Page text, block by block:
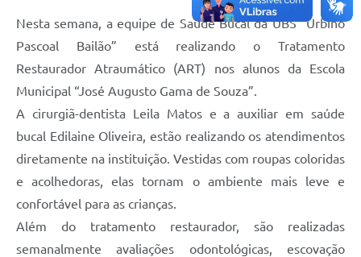
Jornal
Agenda
Diário Oficial
SIC
Nesta semana, a equipe de Saúde Bucal da UBS “Urbino
Pascoal Bailão” está realizando o Tratamento
Restaurador Atraumático (ART) nos alunos da Escola
Municipal “José Augusto Gama de Souza”.
A cirurgiã-dentista Leila Matos e a auxiliar em saúde
bucal Edilaine Oliveira, estão realizando os atendimentos
diretamente na instituição. Vestidas com roupas coloridas
e acolhedoras, elas tornam o ambiente mais leve e
confortável para as crianças.
Além do tratamento restaurador, são realizadas
semanalmente avaliações odontológicas, escovação